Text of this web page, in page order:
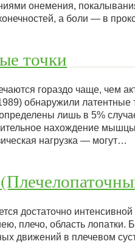
онемения,
а боли — в
точки
гораздо чаще, чем
обнаружили
лишь в 5%
нахождение
нагрузка — могут…
достаточно
плечо, область
движений в плечевом